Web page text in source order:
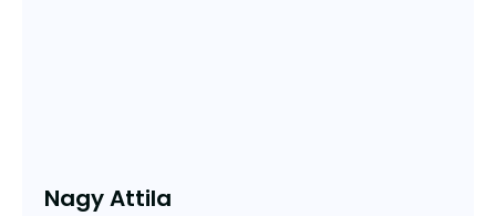
Nagy Attila